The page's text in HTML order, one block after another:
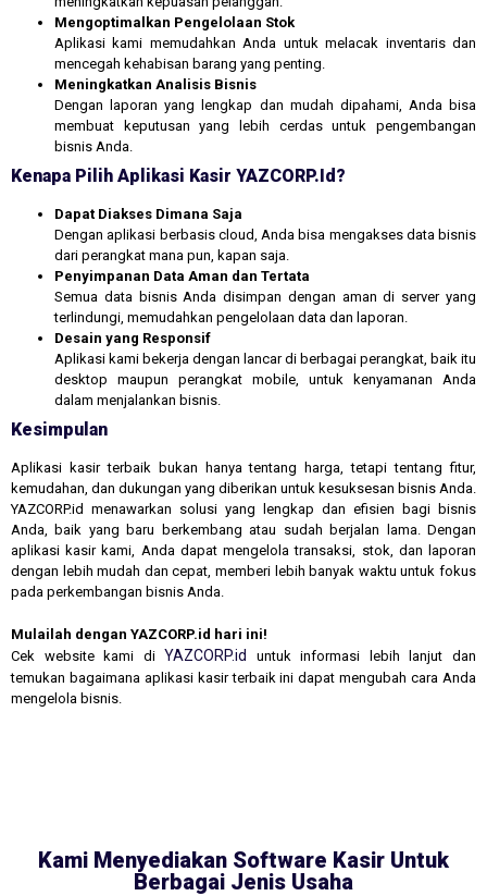
Mengoptimalkan Pengelolaan Stok
Aplikasi kami memudahkan Anda untuk melacak inventaris dan
mencegah kehabisan barang yang penting.
Meningkatkan Analisis Bisnis
Dengan laporan yang lengkap dan mudah dipahami, Anda bisa
membuat keputusan yang lebih cerdas untuk pengembangan
bisnis Anda.
Kenapa Pilih Aplikasi Kasir YAZCORP.id?
Dapat Diakses Dimana Saja
Dengan aplikasi berbasis cloud, Anda bisa mengakses data bisnis
dari perangkat mana pun, kapan saja.
Penyimpanan Data Aman dan Tertata
Semua data bisnis Anda disimpan dengan aman di server yang
terlindungi, memudahkan pengelolaan data dan laporan.
Desain yang Responsif
Aplikasi kami bekerja dengan lancar di berbagai perangkat, baik itu
desktop maupun perangkat mobile, untuk kenyamanan Anda
dalam menjalankan bisnis.
Kesimpulan
Aplikasi kasir terbaik bukan hanya tentang harga, tetapi tentang fitur,
kemudahan, dan dukungan yang diberikan untuk kesuksesan bisnis Anda.
YAZCORP.id menawarkan solusi yang lengkap dan efisien bagi bisnis
Anda, baik yang baru berkembang atau sudah berjalan lama. Dengan
aplikasi kasir kami, Anda dapat mengelola transaksi, stok, dan laporan
dengan lebih mudah dan cepat, memberi lebih banyak waktu untuk fokus
pada perkembangan bisnis Anda.
Mulailah dengan YAZCORP.id hari ini!
Cek website kami di YAZCORP.id
untuk informasi lebih lanjut dan
temukan bagaimana aplikasi kasir terbaik ini dapat mengubah cara Anda
mengelola bisnis.
Kami Menyediakan Software Kasir Untuk
Berbagai Jenis Usaha